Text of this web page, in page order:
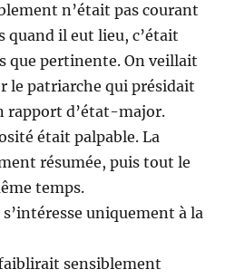
n’était pas courant
quand il eut lieu, c’était
que pertinente. On veillait
le patriarche qui présidait
rapport d’état-major.
était palpable. La
résumée, puis tout le
temps.
uniquement à la
sensiblement